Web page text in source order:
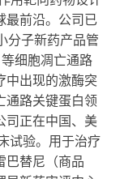
最前沿。公司已
分子新药产品管
细胞凋亡通路
中出现的激酶突
通路关键蛋白领
司正在中国、美
试验。用于治疗
巴替尼（商品